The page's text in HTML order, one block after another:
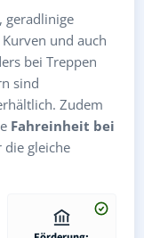
geradlinige
und auch
bei Treppen
sind
Zudem
Fahreinheit bei
gleiche